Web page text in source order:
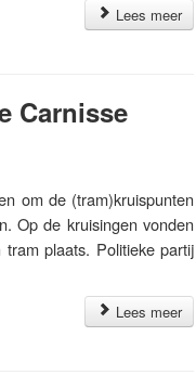
Lees meer
Carnisse
om de (tram)kruispunten
Op de kruisingen vonden
plaats. Politieke partij
Lees meer